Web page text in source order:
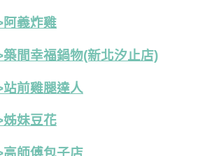
阿義炸雞
間幸福鍋物(新北汐止店)
前雞腿達人
姊妹豆花
師傅包子店